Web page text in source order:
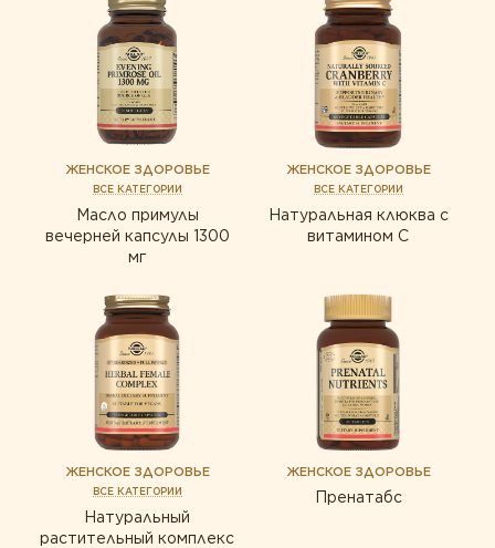
Пробиотики
Растения
Ферменты
Коэнзим
Минералы
Пробиотики
Растения
ЖЕНСКОЕ ЗДОРОВЬЕ
ВСЕ КАТЕГОРИИ
Масло примулы
вечерней капсулы 1300
мг
ЖЕНСКОЕ ЗДОРОВЬЕ
ВСЕ КАТЕГОРИИ
Натуральная клюква с
витамином С
ЖЕНСКОЕ ЗДОРОВЬЕ
ВСЕ КАТЕГОРИИ
Натуральный
растительный комплекс
ЖЕНСКОЕ ЗДОРОВЬЕ
Пренатабс